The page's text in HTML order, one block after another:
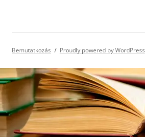
Bemutatkozás Proudly powered by WordPress